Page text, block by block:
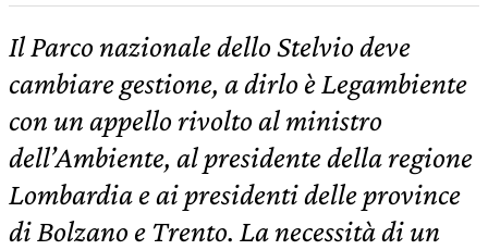
Il Parco nazionale dello Stelvio deve
cambiare gestione, a dirlo è Legambiente
con un appello rivolto al ministro
dell’Ambiente, al presidente della regione
Lombardia e ai presidenti delle province
di Bolzano e Trento. La necessità di un